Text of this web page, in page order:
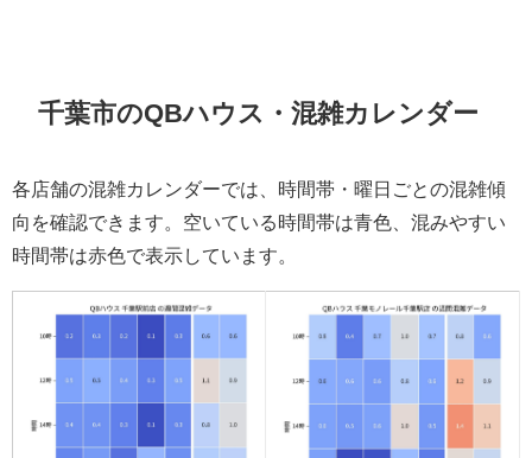
千葉市のQBハウス・混雑カレンダー
各店舗の混雑カレンダーでは、時間帯・曜日ごとの混雑傾
向を確認できます。空いている時間帯は青色、混みやすい
時間帯は赤色で表示しています。